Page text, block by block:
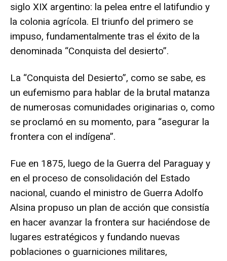
siglo XIX argentino: la pelea entre el latifundio y
la colonia agrícola. El triunfo del primero se
impuso, fundamentalmente tras el éxito de la
denominada “Conquista del desierto”.
La “Conquista del Desierto”, como se sabe, es
un eufemismo para hablar de la brutal matanza
de numerosas comunidades originarias o, como
se proclamó en su momento, para “asegurar la
frontera con el indígena”.
Fue en 1875, luego de la Guerra del Paraguay y
en el proceso de consolidación del Estado
nacional, cuando el ministro de Guerra Adolfo
Alsina propuso un plan de acción que consistía
en hacer avanzar la frontera sur haciéndose de
lugares estratégicos y fundando nuevas
poblaciones o guarniciones militares,